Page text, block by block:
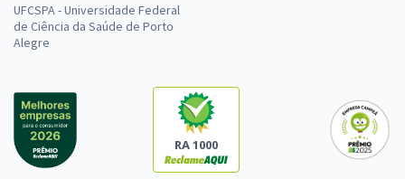
UFCSPA - Universidade Federal
de Ciência da Saúde de Porto
Alegre
RA 1000